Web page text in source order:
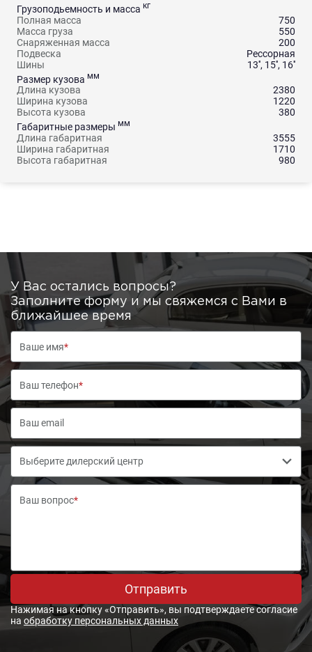
Грузоподьемность и масса кг
Полная масса
750
Масса груза
550
Снаряженная масса
200
Подвеска
Рессорная
Шины
13'', 15'', 16''
Размер кузова мм
Длина кузова
2380
Ширина кузова
1220
Высота кузова
380
Габаритные размеры мм
Длина габаритная
3555
Ширина габаритная
1710
Высота габаритная
980
У Вас остались вопросы?
Заполните форму и мы свяжемся с Вами в
ближайшее время
Ваше имя*
Ваш телефон*
Выберите дилерский центр
Ваш вопрос*
Отправить
Нажимая на кнопку «Отправить», вы подтверждаете согласие
на обработку персональных данных